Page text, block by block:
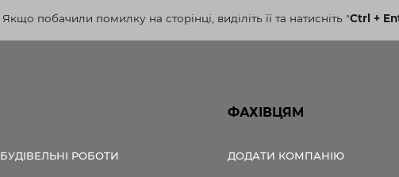
Якщо побачили помилку на сторінці, виділіть її та натисніть "Ctrl +
БУДІВЕЛЬНІ РОБОТИ
ФАХІВЦЯМ
ДОДАТИ КОМПАНІЮ